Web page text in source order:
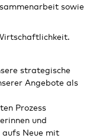
sowie
strategische
Angebote als
Prozess
und
aufs Neue mit